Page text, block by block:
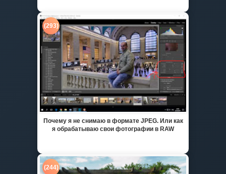
(293)
Почему я не снимаю в формате JPEG. Или как
я обрабатываю свои фотографии в RAW
(244)